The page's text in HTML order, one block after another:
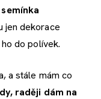
jen dekorace
do polívek.
a stále mám co
raději dám na